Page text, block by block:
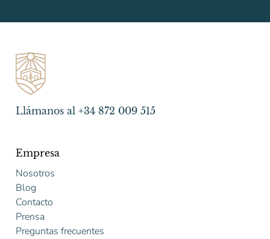
Llámanos al +34 872 009 515
Empresa
Nosotros
Blog
Contacto
Prensa
Preguntas frecuentes